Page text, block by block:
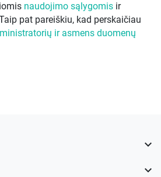
naudojimo sąlygomis ir
pat pareiškiu, kad perskaičiau
ir asmens duomenų

